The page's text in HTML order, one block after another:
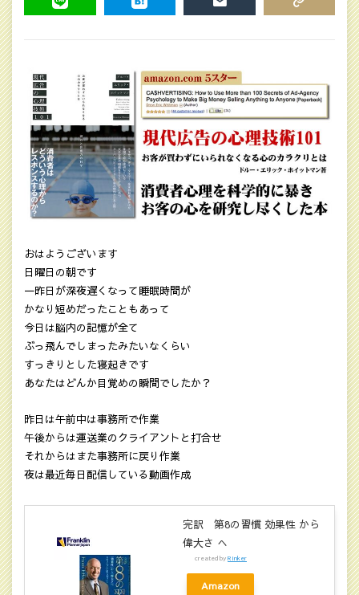
おはようございます
日曜日の朝です
一昨日が深夜遅くなって睡眠時間が
かなり短めだったこともあって
今日は脳内の記憶が全て
ぶっ飛んでしまったみたいなくらい
すっきりとした寝起きです
あなたはどんか目覚めの瞬間でしたか？
昨日は午前中は事務所で作業
午後からは運送業のクライアントと打合せ
それからはまた事務所に戻り作業
夜は最近毎日配信している動画作成
完訳 第8の習慣 効果性 から
偉大さ へ
created byRinker
Amazon